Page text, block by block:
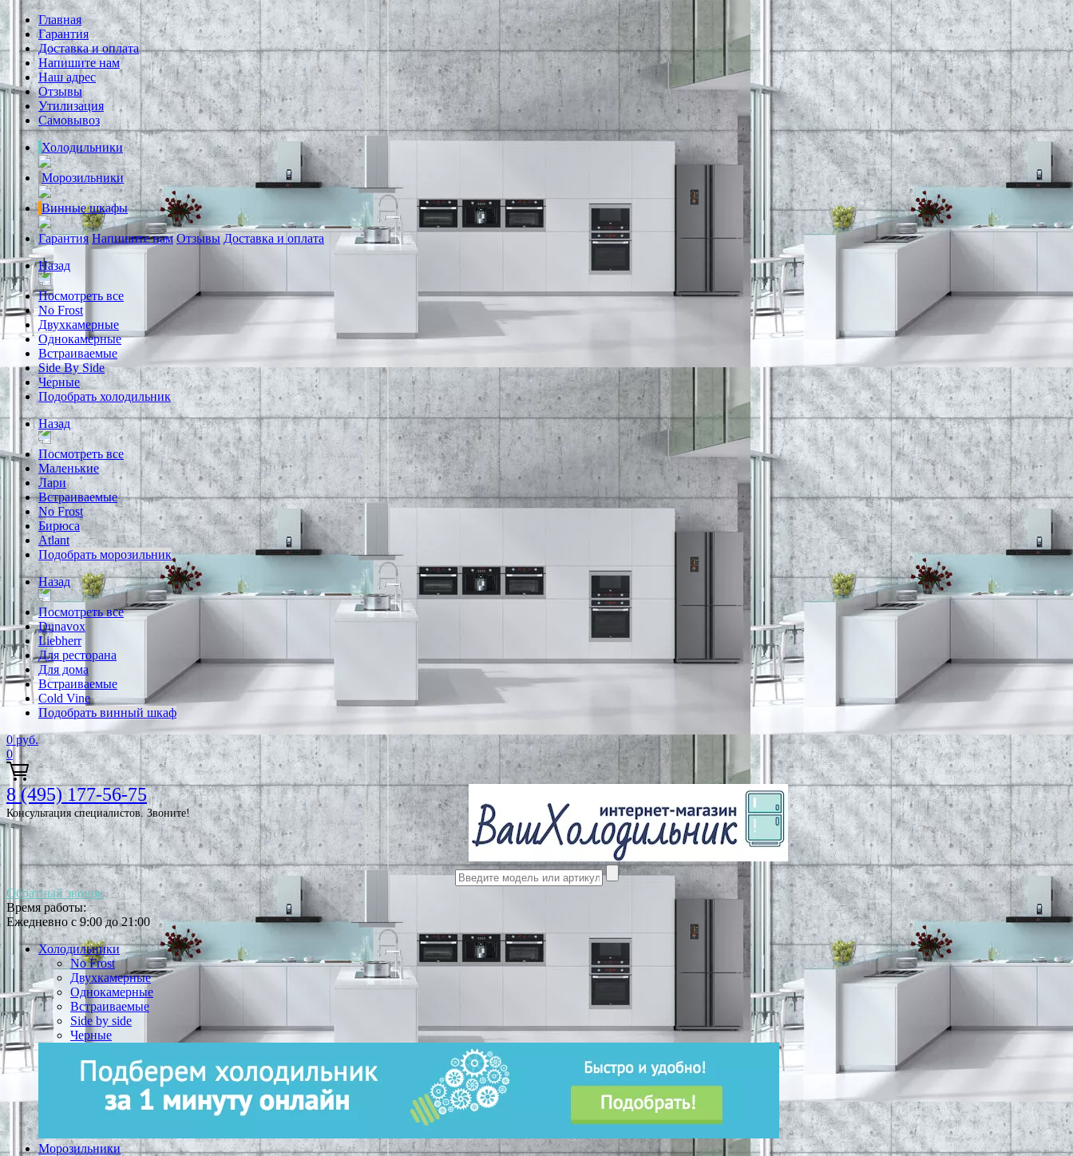
Главная
Гарантия
Доставка и оплата
Напишите нам
Наш адрес
Отзывы
Утилизация
Самовывоз
Холодильники
Морозильники
Винные шкафы
Гарантия Напишите нам Отзывы Доставка и оплата
Назад
Посмотреть все
No Frost
Двухкамерные
Однокамерные
Встраиваемые
Side By Side
Черные
Подобрать холодильник
Назад
Посмотреть все
Маленькие
Лари
Встраиваемые
No Frost
Бирюса
Atlant
Подобрать морозильник
Назад
Посмотреть все
Dunavox
Liebherr
Для ресторана
Для дома
Встраиваемые
Cold Vine
Подобрать винный шкаф
0 руб.
0
8 (495) 177-56-75
Консультация специалистов. Звоните!
Обратный звонок
Время работы:
Ежедневно с 9:00 до 21:00
Холодильники
No Frost
Двухкамерные
Однокамерные
Встраиваемые
Side by side
Черные
Морозильники